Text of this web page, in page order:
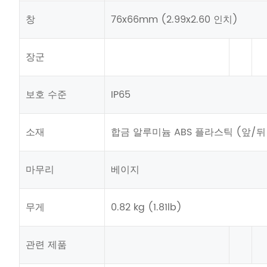
창 76x66mm (2.99x2.60 인치)
장군
보호 수준 IP65
소재 합금 알루미늄 ABS 플라스틱 (앞/
마무리 베이지
무게 0.82 kg (1.81lb)
관련 제품